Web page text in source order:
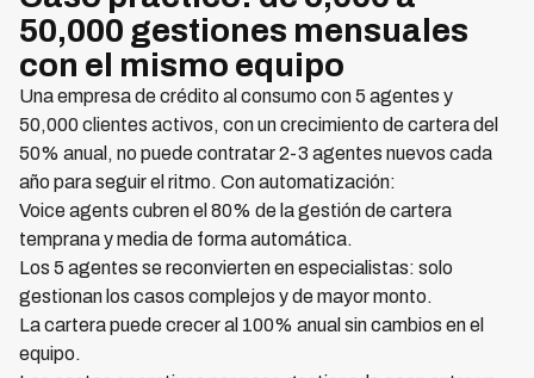
50,000 gestiones mensuales
con el mismo equipo
Una empresa de crédito al consumo con 5 agentes y
50,000 clientes activos, con un crecimiento de cartera del
50% anual, no puede contratar 2-3 agentes nuevos cada
año para seguir el ritmo. Con automatización:
Voice agents cubren el 80% de la gestión de cartera
temprana y media de forma automática.
Los 5 agentes se reconvierten en especialistas: solo
gestionan los casos complejos y de mayor monto.
La cartera puede crecer al 100% anual sin cambios en el
equipo.